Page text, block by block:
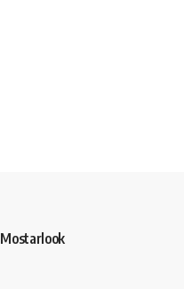
Mostarlook